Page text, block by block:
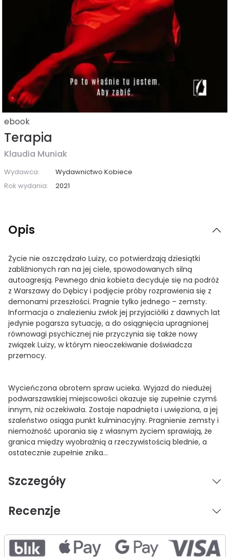
ebook
Terapia
Klaudia Muniak
Wydawca:
Wydawnictwo Kobiece
Rok wydania:
2021
Opis
Życie nie oszczędzało Luizy, co potwierdzają dziesiątki
zabliźnionych ran na jej ciele, spowodowanych silną
autoagresją. Pewnego dnia kobieta decyduje się na podróż
z Warszawy do Dębicy i podjęcie próby rozprawienia się z
demonami przeszłości. Pragnie tylko jednego – zemsty.
Informacja o znalezieniu zwłok jej przyjaciółki z dawnych lat
jedynie pogarsza sytuację, a do osiągnięcia upragnionej
równowagi psychicznej nie przyczynia się także nowy
związek Luizy, w którym nieoczekiwanie doświadcza
przemocy.
Wycieńczona obrotem spraw ucieka. Wyjazd do niedużej
podwarszawskiej miejscowości okazuje się zupełnie czymś
innym, niż oczekiwała. Zostaje napadnięta i uwięziona, a jej
szaleństwo osiąga punkt kulminacyjny. Pragnienie zemsty i
niemożność uporania się z własnym życiem sprawiają, że
granica między wyobraźnią a rzeczywistością blednie, a
ostatecznie zupełnie znika…
Szczegóły
Recenzje